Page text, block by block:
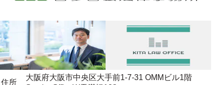
住所
大阪府大阪市中央区大手前1-7-31 OMMビル1階